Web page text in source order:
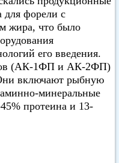
для форели с
жира, что было
его введения.
(АК-1ФП и АК-2ФП)
включают рыбную
минеральные
протеина и 13-